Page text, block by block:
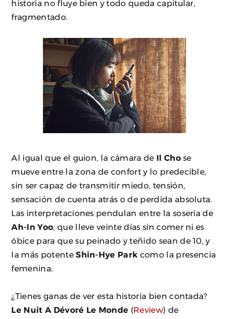
historia no fluye bien y todo queda capitular,
fragmentado.
Al igual que el guion, la cámara de Il Chose
mueve entre la zona de confort y lo predecible,
sin ser capaz de transmitir miedo, tensión,
sensación de cuenta atrás o de perdida absoluta.
Las interpretaciones pendulan entre la sosería de
Ah-In Yoo , que lleve veinte días sin comer ni es
óbice para que su peinado y teñido sean de 10, y
la más potenteShin-Hye Park como la presencia
femenina.
¿Tienes ganas de ver esta historia bien contada?
Le Nuit A Dévoré Le Monde (Review) de